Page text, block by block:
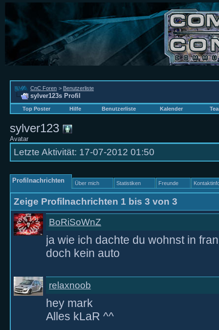
CnC Foren > Benutzerliste
sylver123s Profil
Top Poster Hilfe Benutzerliste Kalender
sylver123
Avatar
Letzte Aktivität: 17-07-2012 01:50
Profilnachrichten Über mich Statistiken Freunde
Zeige Profilnachrichten 1 bis 3 von 3
BoRiSoWnZ
ja wie ich dachte du wohnst in
doch kein auto
relaxnoob
hey mark
Alles kLaR ^^